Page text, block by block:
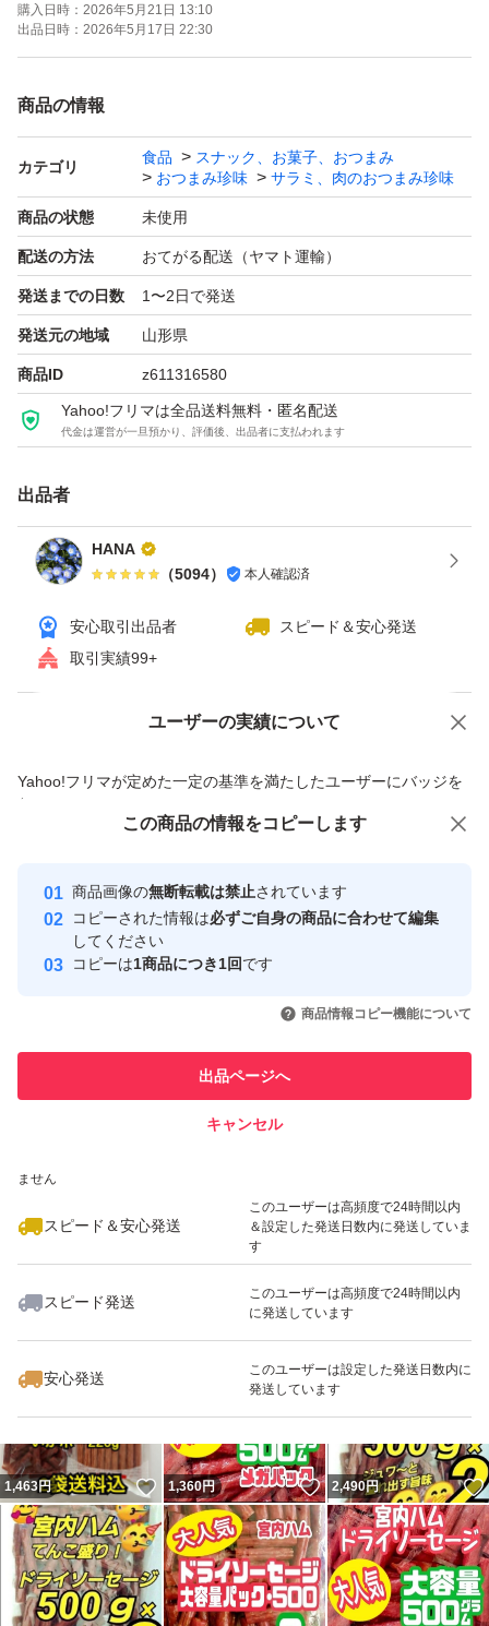
山形で有名な宮内ハムのサラミ。
長さにばらつきがあります。また、
本品は無選別品となり、
長いもの短いものなど
たっぷり入っています
食べごたえあります。
☆宮内ハムのドライソーセージ
大容量500g(大袋)×1袋
賞味期限2026.08.27
☆宮内ハムの人気商品！
牛たん入りドライソーセージ
賞味期限2026.07.11
合計2袋750g
賞味期限たっぷりあります(*^▽^*)
宜しくお願いします。
輸送中にドライソーセージの油が溶け出す場合がございま
す。届きましたら、冷蔵庫に入れてくださればおちつい
て、パリッとした食感にもどり
地元山形からヤマト営業所のネコポス(ポスト投函)で発送
させて頂きます。
最安値価格でアップさせて頂いておりますので
値下げ交渉はご遠慮願ますm(_ _)m
#サラミ
#ドライソーセージ
#ビーフジャーキー
#加工肉
#おいしい山形
#山形名物
購入日時： 2026年5月21日 13:10
出品日時： 2026年5月17日 22:30
商品の情報
カテゴリ
食品
スナック、お菓子、おつまみ
おつまみ珍味
サラミ、肉のおつまみ珍味
商品の状態 未使用
配送の方法 おてがる配送（ヤマト運輸）
発送までの日数 1〜2日で発送
発送元の地域 山形県
商品ID z611316580
Yahoo!フリマは全品送料無料・匿名配送
代金は運営が一旦預かり、評価後、出品者に支払われます
出品者
HANA
（5094） 本人確認済
安心取引出品者
スピード＆安心発送
取引実績99+
ユーザーの実績について
Yahoo!フリマが定めた一定の基準を満たしたユーザーにバッジを
付与しています
安心取引出品者
心・安全なユーザーです
取引実績
引を完了させた実績があります
での取引実績があります
ません
スピード＆安心発送
このユーザーは高頻度で24時間以内
＆設定した発送日数内に発送していま
す
スピード発送
このユーザーは高頻度で24時間以内
に発送しています
安心発送
このユーザーは設定した発送日数内に
発送しています
価格の相談 商品への質問
この商品の情報をコピーします
商品画像の無断転載は禁止されています
コピーされた情報は必ずご自身の商品に合わせて編集
してください
コピーは1商品につき1回です
商品情報コピー機能について
出品ページへ
キャンセル
この商品をみている人にオススメ
いいね！
2,490
1,463円 いいね！
1,360円 いいね！
2,490円